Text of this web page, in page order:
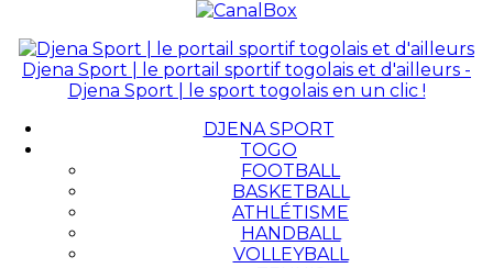
Djena Sport | le portail sportif togolais et d'ailleurs -
Djena Sport | le sport togolais en un clic !
DJENA SPORT
TOGO
FOOTBALL
BASKETBALL
ATHLÉTISME
HANDBALL
VOLLEYBALL